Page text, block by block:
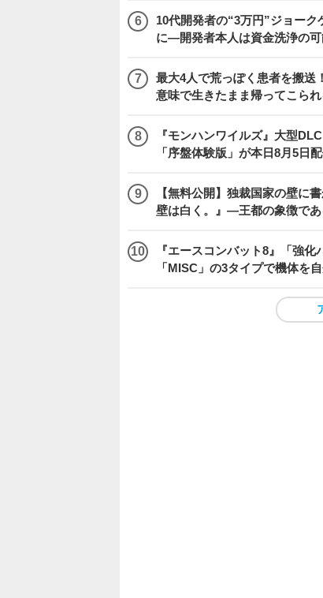
10代開発者の“3万円”ジョー
に―開発者本人は資金洗浄の
最大4人で荒っぽく患者を搬
意味で生きたまま帰ってこら
『モンハンワイルズ』大型
「序盤体験版」が本日8月5日
【無料公開】独裁国家の壁に
壁は白く。』―王都の象徴で
『エースコンバット8』「強
「MISC」の3タイプで機体を